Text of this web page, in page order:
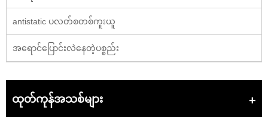
antistatic ပလတ်စတစ်ကူးယူ
အရောင်ပြောင်းလဲနေတဲ့ပစ္စည်း
ထုတ်ကုန်အသစ်များ